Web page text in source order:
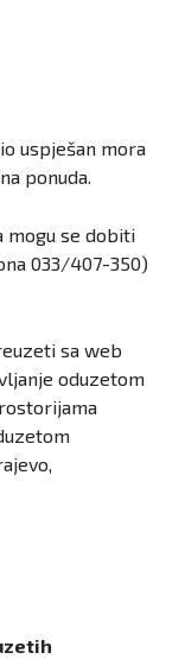
uspješan mora
ponuda.
mogu se dobiti
033/407-350)
sa web
oduzetom